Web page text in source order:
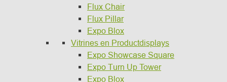
Flux Chair
Flux Pillar
Expo Blox
Vitrines en Productdisplays
Expo Showcase Square
Expo Turn Up Tower
Expo Blox